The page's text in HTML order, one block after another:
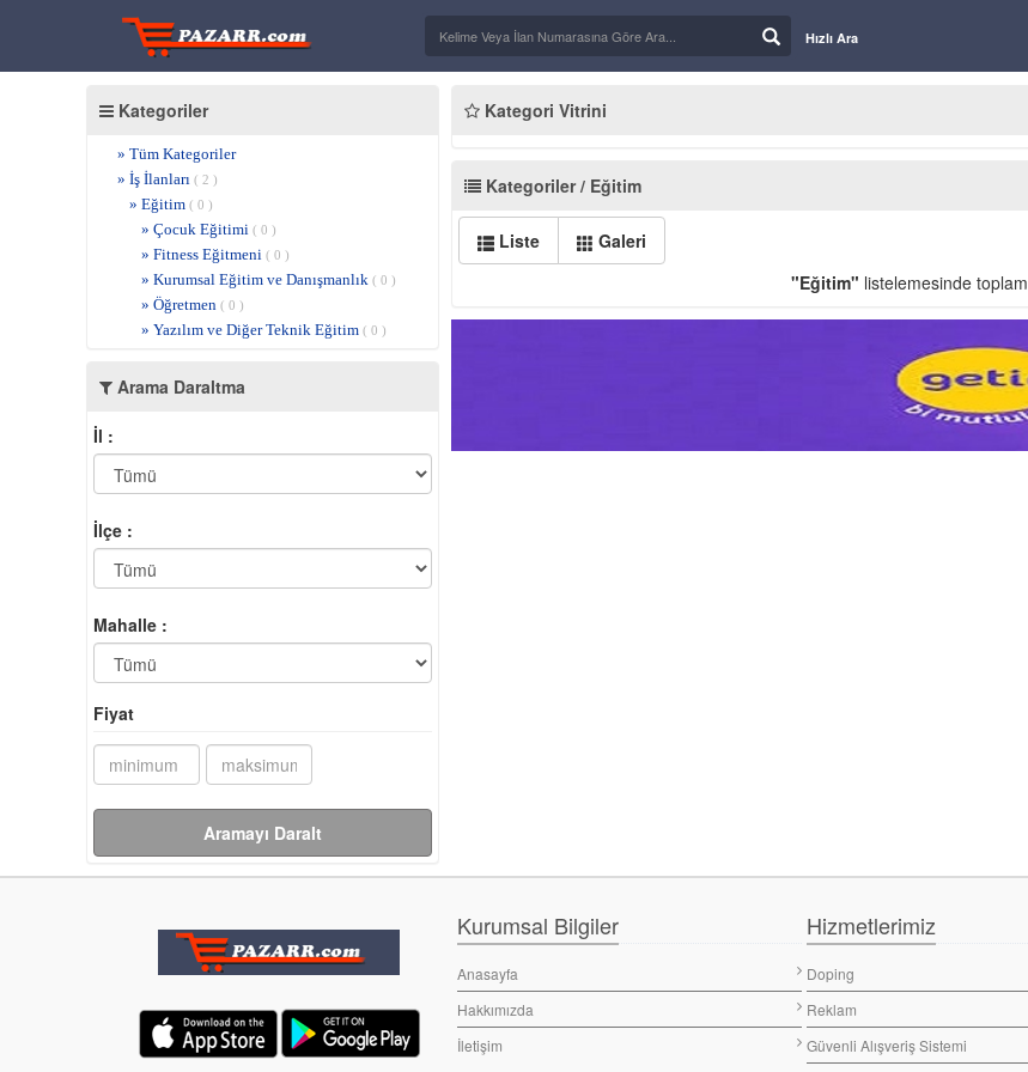
Hızlı Ara
Kategoriler
» Tüm Kategoriler
» İş İlanları ( 2 )
» Eğitim ( 0 )
» Çocuk Eğitimi ( 0 )
» Fitness Eğitmeni ( 0 )
» Kurumsal Eğitim ve Danışmanlık ( 0 )
» Öğretmen ( 0 )
» Yazılım ve Diğer Teknik Eğitim ( 0 )
Arama Daraltma
İl :
İlçe :
Mahalle :
Fiyat
Aramayı Daralt
Kategori Vitrini
Kategoriler / Eğitim
Liste
Galeri
"Eğitim" listelemesinde toplam
Kurumsal Bilgiler
Anasayfa
Hakkımızda
İletişim
Hizmetlerimiz
Doping
Reklam
Güvenli Alışveriş Sistemi